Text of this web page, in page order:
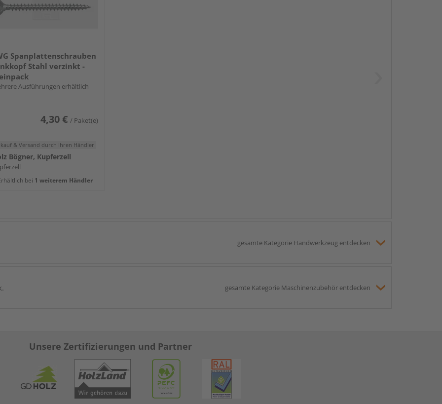
Spanplattenschrauben
Stahl verzinkt -
Ausführungen erhältlich
4,30 € / Paket(e)
& Versand durch Ihren Händler
Bögner, Kupferzell
bei 1 weiterem Händler
gesamte Kategorie Handwerkzeug entdecken
gesamte Kategorie Maschinenzubehör entdecken
Unsere Zertifizierungen und Partner